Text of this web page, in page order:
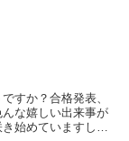
すか？合格発表、
な嬉しい出来事が
始めていますし、